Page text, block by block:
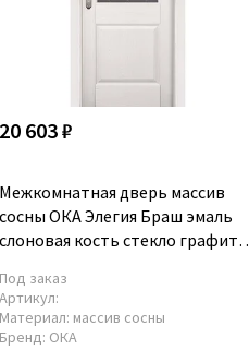
20 603 ₽
Межкомнатная дверь массив
сосны ОКА Элегия Браш эмаль
слоновая кость стекло графит с
Под заказ
Артикул:
Материал: массив сосны
Бренд: ОКА